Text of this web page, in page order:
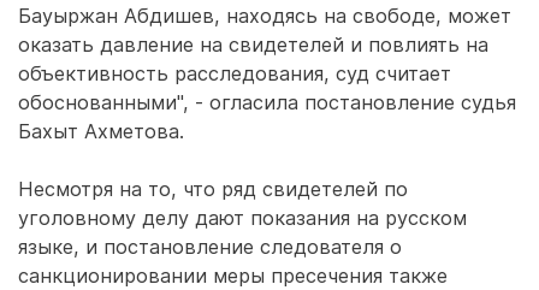
Бауыржан Абдишев, находясь на свободе, может
оказать давление на свидетелей и повлиять на
объективность расследования, суд считает
обоснованными", - огласила постановление судья
Бахыт Ахметова.
Несмотря на то, что ряд свидетелей по
уголовному делу дают показания на русском
языке, и постановление следователя о
санкционировании меры пресечения также